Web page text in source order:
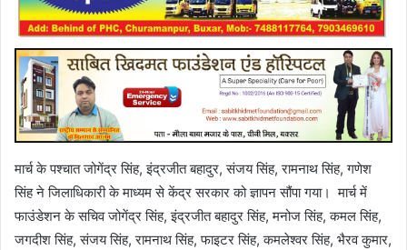
मार्च के पश्चात जोगेंद्र सिंह, इंद्रजीत बहादुर, संजय सिंह, रामनाथ सिंह, गणेश
सिंह ने जिलाधिकारी के माध्यम से केंद्र सरकार को ज्ञापन सौंपा गया। मार्च में
फाउंडेशन के सचिव जोगेंद्र सिंह, इंद्रजीत बहादुर सिंह, मनोज सिंह, कमल सिंह,
जगदीश सिंह, संजय सिंह, रामनाथ सिंह, फाइटर सिंह, कमलेश्वर सिंह, भैरव कुमार,